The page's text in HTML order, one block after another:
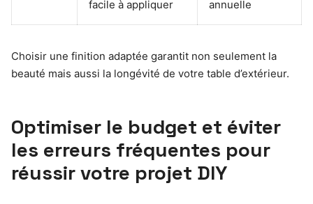
facile à appliquer
annuelle
Choisir une finition adaptée garantit non seulement la
beauté mais aussi la longévité de votre table d’extérieur.
Optimiser le budget et éviter
les erreurs fréquentes pour
réussir votre projet DIY